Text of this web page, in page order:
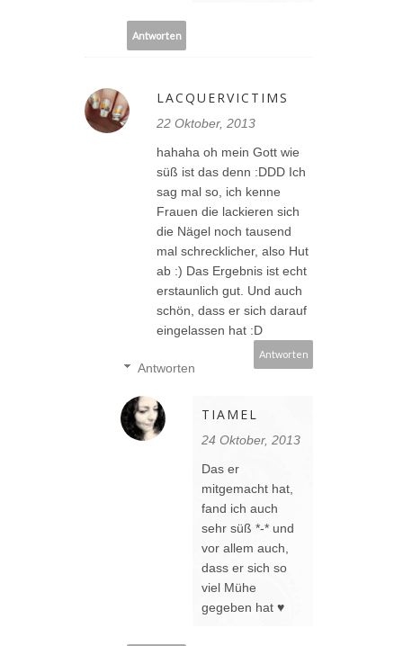
Antworten
LACQUERVICTIMS
22 Oktober, 2013
hahaha oh mein Gott wie
süß ist das denn :DDD Ich
sag mal so, ich kenne
Frauen die lackieren sich
die Nägel noch tausend
mal schrecklicher, also Hut
ab :) Das Ergebnis ist echt
erstaunlich gut. Und auch
schön, dass er sich darauf
eingelassen hat :D
Antworten
Antworten
TIAMEL
24 Oktober, 2013
Das er
mitgemacht hat,
fand ich auch
sehr süß *-* und
vor allem auch,
dass er sich so
viel Mühe
gegeben hat ♥